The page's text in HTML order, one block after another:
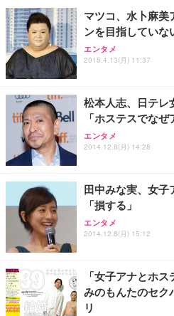
Sezlife オフィスチェ
ワーク チェア 強化バ
能 人間工学 椅子 腰
ョン PCチェア 通気
務用 おしゃれ パソ
Sezlife オフィスチェ
ワーク チェア 強化バ
能 人間工学 椅子 腰
務用 おしゃれ パソ
ANDWINT オフィス
ッシュ 通気性 ランバ
ス圧無段階昇降 360
【純正品】27"ゲーミ
フック付き（CFI-
【整備済み品】Dell
ー フルHD（
ort/VGA スピーカー
【MiniLED/24.5inch/
HOOTER Gaming
グモニター QD 24.5
ネオ・ルーライフ ネ
り 単品
Smart Basic(スマー
限定】 Smart Basic
超厚型 お徳用 ワイド
アイリスオーヤマ ペ
ュラー 200枚入【
マツコ、水卜麻美
ンを目指していな
エンタメ
2015.4.13(月) 11:37
松本人志、日テレ
「ホステスでなぜ
エンタメ
2014.12.8(月) 14:28
田中みな実、女子
「損する」
エンタメ
2014.12.8(月) 15:12
「女子アナとホ
みのもんたのセク
リ